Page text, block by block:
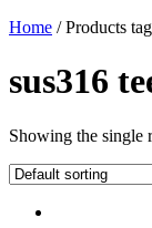
Home / Products
sus316
Showing the single